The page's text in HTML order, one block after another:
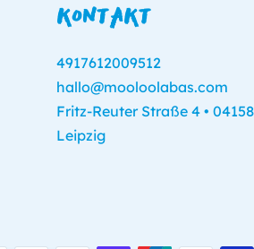
KONTAKT
4917612009512
hallo@mooloolabas.com
Fritz-Reuter Straße 4 • 04158
Leipzig